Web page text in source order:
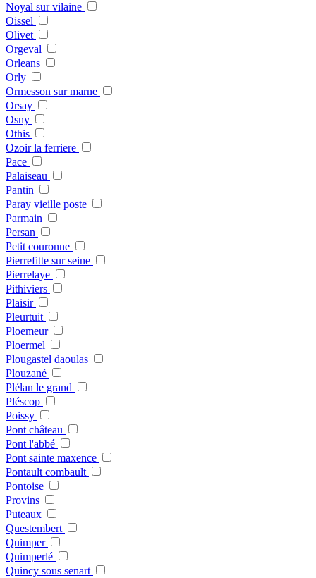
Noyal sur vilaine
Oissel
Olivet
Orgeval
Orleans
Orly
Ormesson sur marne
Orsay
Osny
Othis
Ozoir la ferriere
Pace
Palaiseau
Pantin
Paray vieille poste
Parmain
Persan
Petit couronne
Pierrefitte sur seine
Pierrelaye
Pithiviers
Plaisir
Pleurtuit
Ploemeur
Ploermel
Plougastel daoulas
Plouzané
Plélan le grand
Pléscop
Poissy
Pont château
Pont l'abbé
Pont sainte maxence
Pontault combault
Pontoise
Provins
Puteaux
Questembert
Quimper
Quimperlé
Quincy sous senart